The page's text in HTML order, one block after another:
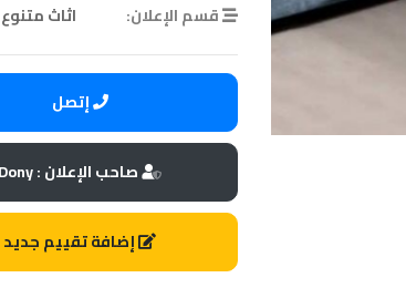
قسم الإعلان:
اثاث متنوع
إتصل
صاحب الإعلان : Dony
إضافة تقييم جديد